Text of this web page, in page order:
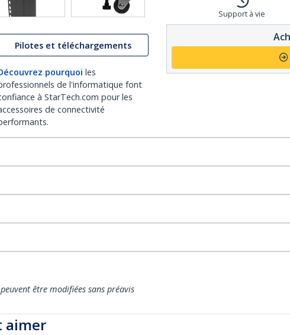
Pilotes et téléchargements
pourquoi les
de l'informatique font
à StarTech.com pour les
de connectivité
Support à vie
être modifiées sans préavis
aimer